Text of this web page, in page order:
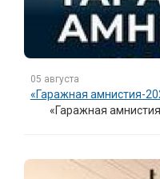
05 августа
«Гаражная амнистия-
«Гаражная